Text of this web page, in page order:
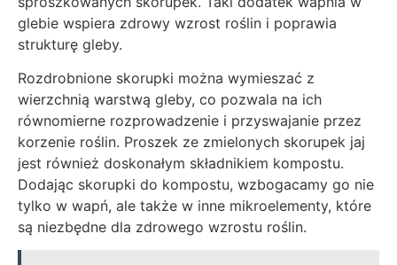
glebie wspiera zdrowy wzrost roślin i poprawia
strukturę gleby.
Rozdrobnione skorupki można wymieszać z
wierzchnią warstwą gleby, co pozwala na ich
równomierne rozprowadzenie i przyswajanie przez
korzenie roślin. Proszek ze zmielonych skorupek jaj
jest również doskonałym składnikiem kompostu.
Dodając skorupki do kompostu, wzbogacamy go nie
tylko w wapń, ale także w inne mikroelementy, które
są niezbędne dla zdrowego wzrostu roślin.